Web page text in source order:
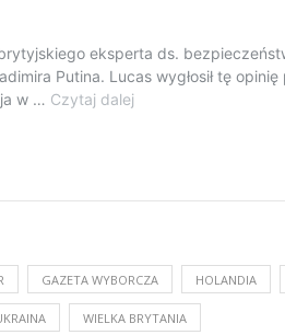
GAZETA WYBORCZA HOLANDIA
WIELKA BRYTANIA